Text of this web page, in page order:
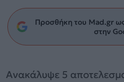
Προσθήκη του Mad.gr
στην
Ανακάλυψε 5